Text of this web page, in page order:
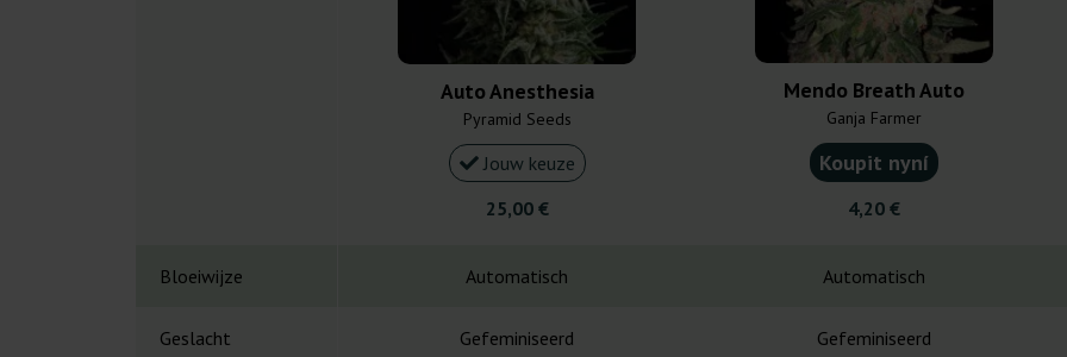
Auto Anesthesia
Pyramid Seeds
Jouw keuze
25,00 €
Mendo Breath Auto
Ganja Farmer
Koupit nyní
4,20 €
Bloeiwijze Automatisch Automatisch
Geslacht Gefeminiseerd Gefeminiseerd